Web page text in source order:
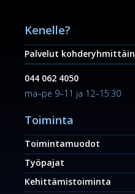
Kenelle?
Palvelut kohderyhmittäin
044 062 4050
ma–pe 9–11 ja 12–15:30
Toiminta
Toimintamuodot
Työpajat
Kehittämistoiminta